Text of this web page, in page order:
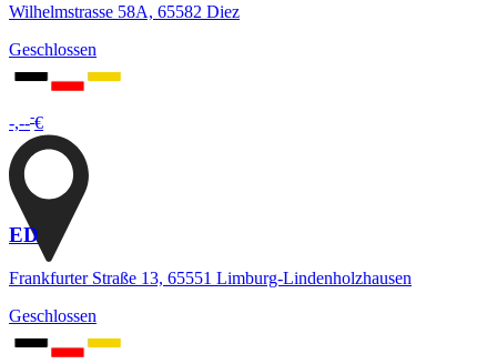
Wilhelmstrasse 58A, 65582 Diez
Geschlossen
-,---€
ED
Frankfurter Straße 13, 65551 Limburg-Lindenholzhausen
Geschlossen